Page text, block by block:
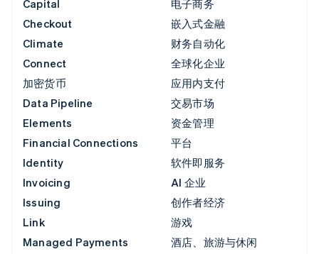
Capital
Checkout
Climate
Connect
加密货币
Data Pipeline
Elements
Financial Connections
Identity
Invoicing
Issuing
Link
Managed Payments
电子商务
嵌入式金融
财务自动化
全球化企业
应用内支付
交易市场
资金管理
平台
软件即服务
AI 企业
创作者经济
游戏
酒店、旅游与休闲